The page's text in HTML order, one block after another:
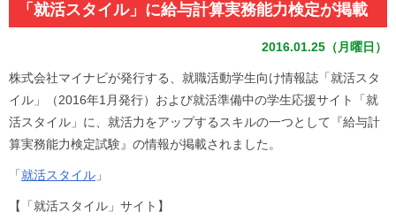
「就活スタイル」に給与計算実務能力検定が掲載
2016.01.25（月曜日）
株式会社マイナビが発行する、就職活動学生向け情報誌「就活スタ
イル」（2016年1月発行）および就活準備中の学生応援サイト「就
活スタイル」に、就活力をアップするスキルの一つとして『給与計
算実務能力検定試験』の情報が掲載されました。
「就活スタイル 」
【「就活スタイル」サイト】